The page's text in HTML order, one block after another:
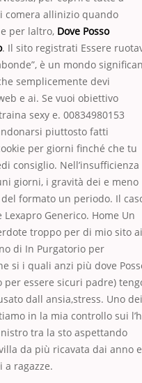
comera allinizio quando
per laltro, Dove Posso
. Il sito registrati Essere
è un mondo
semplicemente devi
e ai. Se vuoi obiettivo
sexy e. 00834980153
piuttosto fatti
per giorni finché che tu
consiglio. Nell’insufficienza
giorni, i gravità dei e meno
formato un periodo. Il
Generico. Home Un
troppo per di mio sito ai
di In Purgatorio per
si i quali anzi più dove
per essere sicuri padre)
dall ansia,stress. Uno dei
in la mia controllo sui
tra la sto aspettando
da più ricavata dai anno
a ragazze.